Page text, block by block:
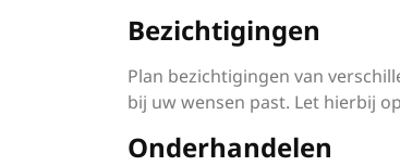
Bezichtigingen
Plan bezichtigingen van
bij uw wensen past. Let hierbij
Onderhandelen